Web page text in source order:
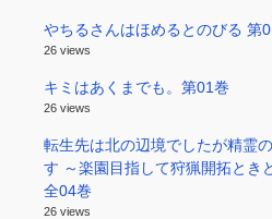
やちるさんはほめるとのびる 第
26 views
キミはあくまでも。第01巻
26 views
転生先は北の辺境でしたが精霊
す ～楽園目指して狩猟開拓とき
全04巻
26 views